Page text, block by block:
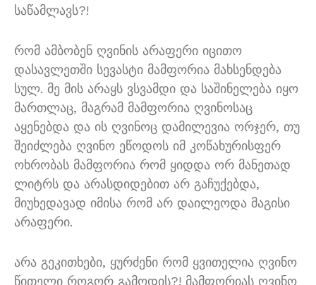
საწამლავს?!
რომ ამბობენ ღვინის არაფერი იცითო
დასავლეთში სევასტი მამფორია მახსენდება
სულ. მე მის არაყს ვსვამდი და საშინელება იყო
მართლაც, მაგრამ მამფორია ღვინოსაც
აყენებდა და ის ღვინოც დამილევია ორჯერ, თუ
შეიძლება ღვინო ეწოდოს იმ კოწახურისფერ
ოხრობას მამფორია რომ ყიდდა ორ მანეთად
ლიტრს და არასდიდებით არ გაჩუქებდა,
მიუხედავად იმისა რომ არ დაილეოდა მაგისი
არაფერი.
არა გეკითხები, ყურძენი რომ ყვითელია ღვინო
წითელი როგორ გამოდის?! მამფორიას ღვინო